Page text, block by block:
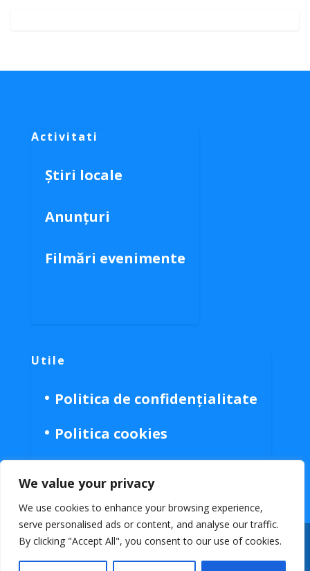
We value your privacy
We use cookies to enhance your browsing experience,
serve personalised ads or content, and analyse our traffic.
By clicking "Accept All", you consent to our use of cookies.
Activitati
Știri locale
Anunțuri
Filmări evenimente
Utile
Politica de confidențialitate
Politica cookies